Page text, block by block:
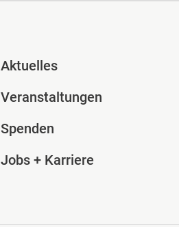
Fusszeile Spalte 2
Aktuelles
Veranstaltungen
Spenden
Jobs + Karriere